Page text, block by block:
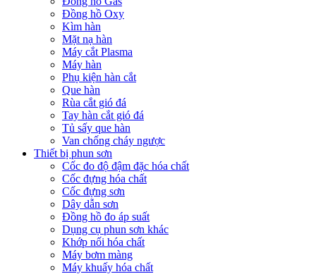
Đồng hồ Oxy
Kìm hàn
Mặt nạ hàn
Máy cắt Plasma
Máy hàn
Phụ kiện hàn cắt
Que hàn
Rùa cắt gió đá
Tay hàn cắt gió đá
Tủ sấy que hàn
Van chống cháy ngược
Thiết bị phun sơn
Cốc đo độ đậm đặc hóa chất
Cốc đựng hóa chất
Cốc đựng sơn
Dây dẫn sơn
Đồng hồ đo áp suất
Dụng cụ phun sơn khác
Khớp nối hóa chất
Máy bơm màng
Máy khuấy hóa chất